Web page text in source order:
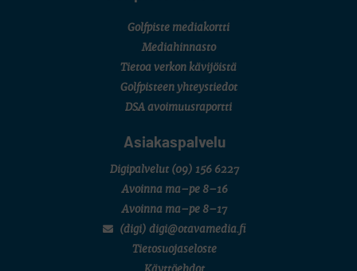
SM-reikäpeli (M50/Kymen Golf)
7 (U18 ja U21/pojat/Tahko)
Golfpiste mediakortti
Mediahinnasto
Tietoa verkon kävijöistä
Golfpisteen yhteystiedot
DSA avoimuusraportti
Asiakaspalvelu
Digipalvelut (09) 156 6227
Avoinna ma–pe 8–16
Avoinna ma–pe 8–17
(digi) digi@otavamedia.fi
Tietosuojaseloste